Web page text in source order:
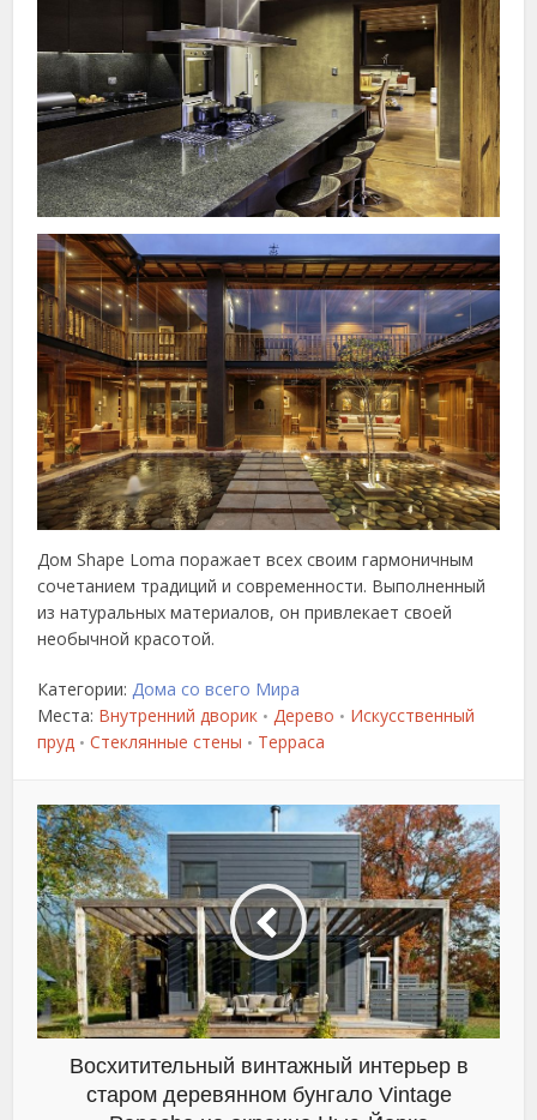
Дом Shape Loma поражает всех своим гармоничным
сочетанием традиций и современности. Выполненный
из натуральных материалов, он привлекает своей
необычной красотой.
Категории:Дома со всего Мира
Места: Внутренний дворик • Дерево • Искусственный
пруд • Стеклянные стены • Терраса
Восхитительный винтажный интерьер в
старом деревянном бунгало Vintage